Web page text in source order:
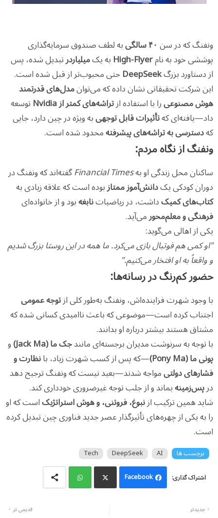
ونفنگ که در سن۴۰ سالگی
به لطف صندوق سرمایه‌گذاری
پوششی خود به نامHigh-Flyerبه یکمیلیاردرتبدیل شده، پس
از دستاورد بزرگDeepSeekحتی محبوب‌تر از قبل شده است.
این شرکت تحقیقاتی نشان داده که می‌توانمدل‌های قدرتمند
هوش مصنوعیرا با استفاده ازتراشه‌های کمتر از Nvidia
توسعه
داد—یافته‌ای کهتأثیرات قابل توجهیبه ویژه در چین دارد، جایی
کهدسترسی به تراشه‌های پیشرفتهمحدود شده است.
ونفنگ از نگاه مردم:
ساکنان محل زندگی او بهFinancial Timesگفته‌اند که ونفنگ در
دوران کودکی یکدانش‌آموز ممتازبوده است که علاقه زیادی به
کتاب‌های کمیکداشت، در ریاضیاتنابغهبود و از خانواده‌ای
فرهنگی و معلم‌محورمی‌آید.
یکی از اهالی می‌گوید:
"او کمی هم فوتبال بازی می‌کرد. ما همه در این روستا بزرگ شدیم
و واقعاً به او افتخار می‌کنیم."
حضور کم‌رنگ در رسانه‌ها:
با وجود شهرت فزاینده‌اش، ونفنگ به‌طور کلی ازتوجه عمومی
اجتناب کرده است—موضوعی که باعث ناامیدی کسانی شده که
مشتاق هستند بیشتر درباره او بدانند.
با توجه به سرنوشت مدیران برجسته‌ای مانندجک ما (Jack Ma)
و
پونی ما (Pony Ma)
—که پس از کسب شهرت زیاد، بانظارت و
فشارهای دولتیمواجه شدند—بعید نیست که ونفنگ ترجیح دهد
درپس‌زمینهبماند و از جلب توجه غیرضروری خودداری کند.
شاید همین ترکیب ازنبوغ، فروتنی، و هوش استراتژیکاست که او
را به یکی از چهره‌های تأثیرگذار عصر جدید فناوری چین تبدیل کرده
است.
برچسب ها AI
DeepSeek
Tech
Facebook
جدیدتر قدیمی تر